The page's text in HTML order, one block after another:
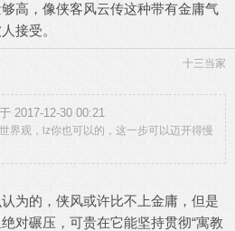
高，像侠客风云传这种带有金庸气
接受。
十三当家
2017-12-30 00:21
界观，lz你也可以的，这一步可以迈开得慢
为的，侠风或许比不上金庸，但是
对碾压，可贵在它能坚持贯彻“寓教